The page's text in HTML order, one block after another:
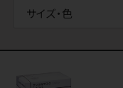
サイズ・色